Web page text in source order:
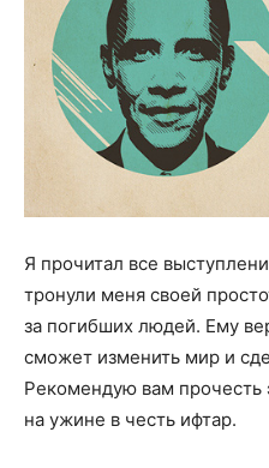
Я прочитал все
тронули меня своей
за погибших людей. Ему
сможет изменить мир и
Рекомендую вам
на ужине в честь ифтар.